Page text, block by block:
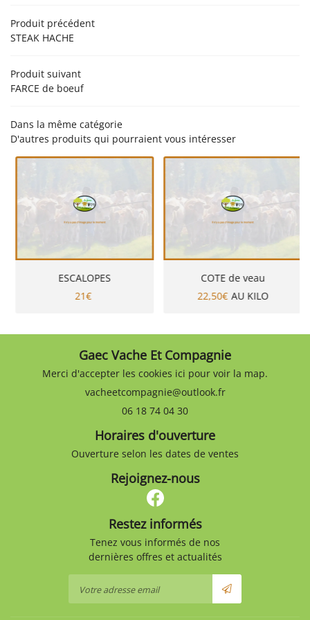
EN IMAGES
ACTUALITÉS
CONTACT
Restez
Produit précédent
STEAK HACHE
Produit suivant
FARCE de boeuf
Dans la même catégorie
D'autres produits qui pourraient vous intéresser
ESCALOPES
21€
COTE de veau
22,50€ AU KILO
Gaec Vache Et Compagnie
Merci d'accepter les cookies ici pour voir la map.
06 18 74 04 30
Horaires d'ouverture
Ouverture selon les dates de ventes
Rejoignez-nous
Restez informés
Tenez vous informés de nos
dernières offres et actualités